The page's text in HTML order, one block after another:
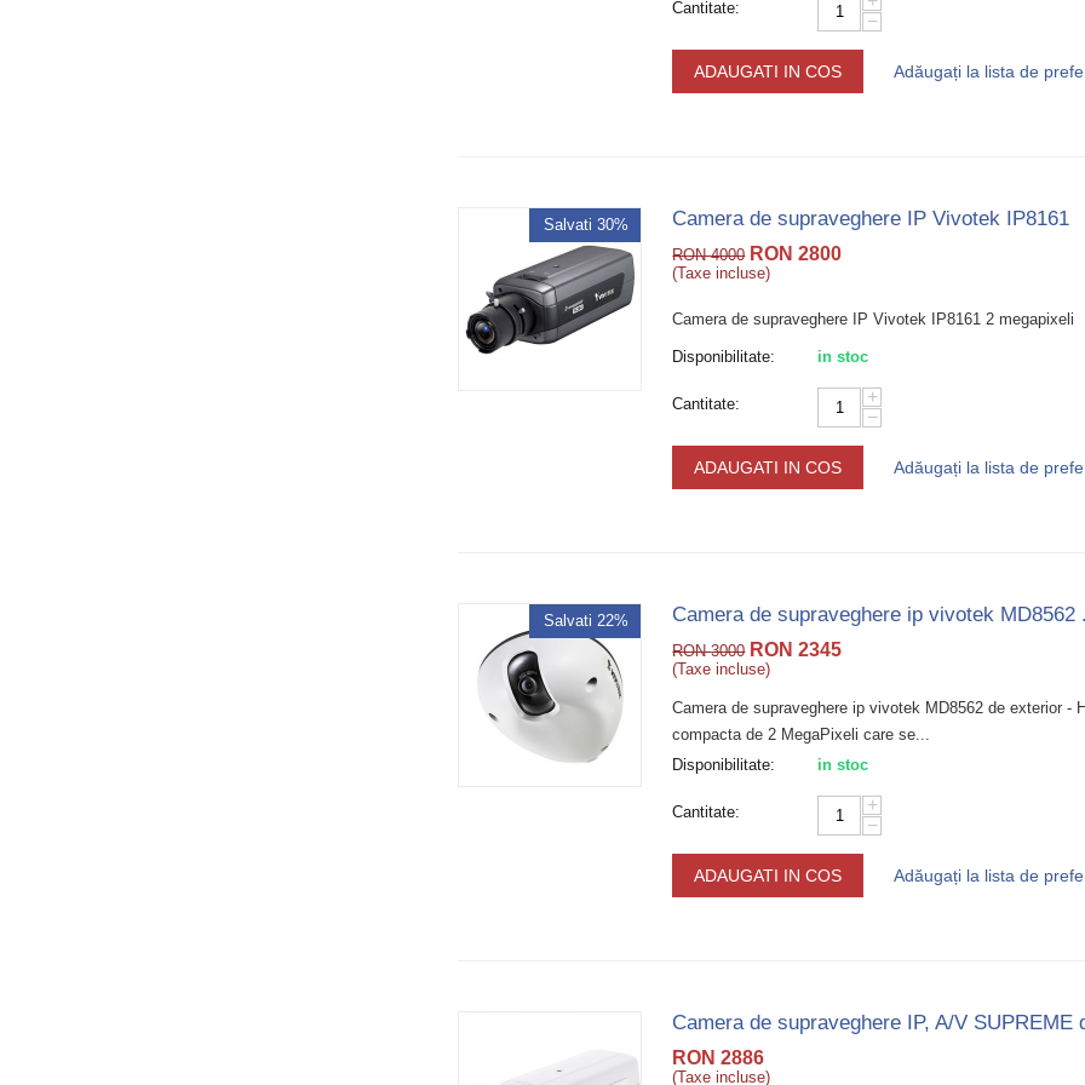
Cantitate:
−
ADAUGATI IN COS Adăugați la lista de
Salvati 30% Camera de supraveghere IP Vivotek IP8161
RON4000 RON2800
(Taxe incluse)
Camera de supraveghere IP Vivotek IP8161 2 megapixeli
Disponibilitate: in stoc
Cantitate:
+
−
ADAUGATI IN COS Adăugați la lista de
Salvati 22% Camera de supraveghere ip vivotek MD8562
RON3000 RON2345
(Taxe incluse)
Camera de supraveghere ip vivotek MD8562 de exterior
compacta de 2 MegaPixeli care se...
Disponibilitate:
in stoc
Cantitate:
+
−
ADAUGATI IN COS Adăugați la lista de
Camera de supraveghere IP, A/V SUPREME
RON2886
(Taxe incluse)